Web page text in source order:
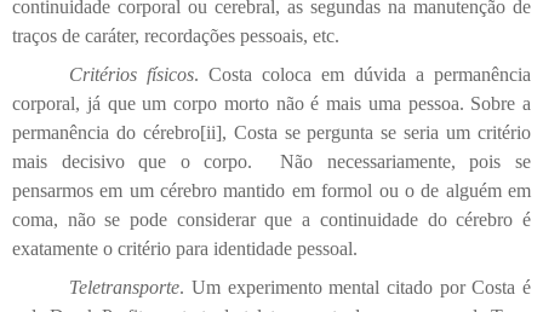
continuidade corporal ou cerebral, as segundas na manutenção de
traços de caráter, recordações pessoais, etc.
Critérios físicos. Costa coloca em dúvida a permanência
corporal, já que um corpo morto não é mais uma pessoa. Sobre a
permanência do cérebro[ii], Costa se pergunta se seria um critério
mais decisivo que o corpo.
Não necessariamente, pois se
pensarmos em um cérebro mantido em formol ou o de alguém em
coma, não se pode considerar que a continuidade do cérebro é
exatamente o critério para identidade pessoal.
Teletransporte. Um experimento mental citado por Costa é